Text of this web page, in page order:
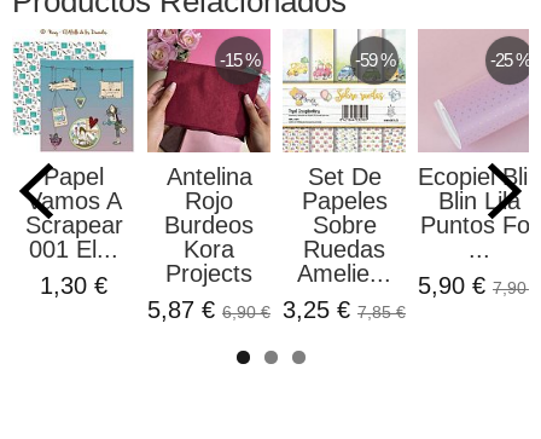
Papel
Vamos A
Scrapear
001 El...
1,30 €
-15 %
Antelina
Rojo
Burdeos
Kora
Projects
5,87 € 6,90 €
-59 %
Set De
Papeles
Sobre
Ruedas
Amelie...
3,25 € 7,85 €
-25 %
Ecopiel Blin
Blin Lila
Puntos Foil
...
5,90 € 7,90 €